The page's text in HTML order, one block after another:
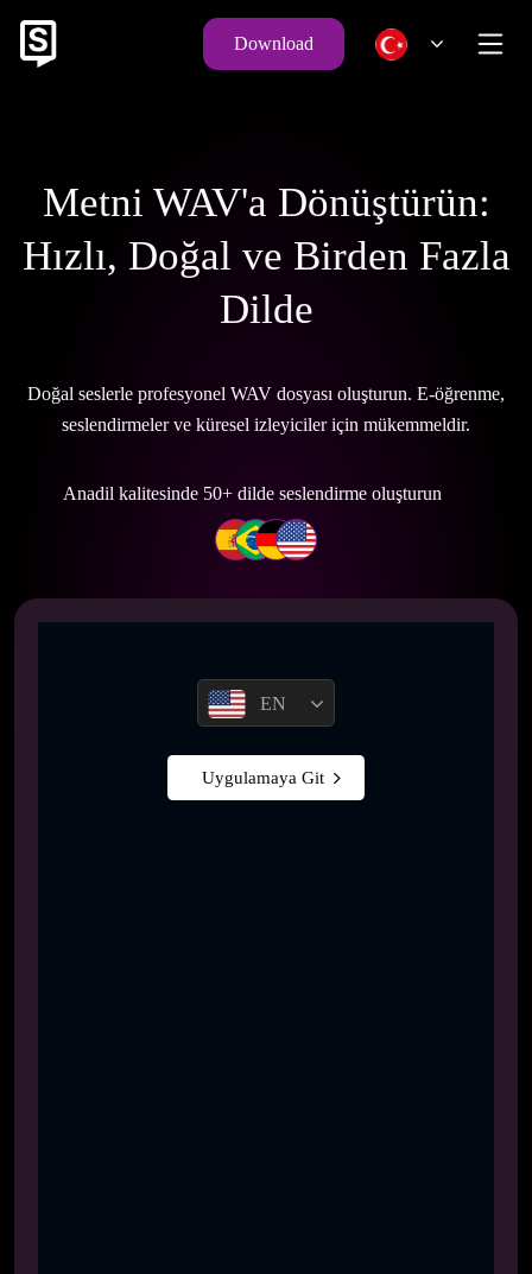
Download
Metni WAV'a Dönüştürün:
Hızlı, Doğal ve Birden Fazla
Dilde
Doğal seslerle profesyonel WAV dosyası oluşturun. E-öğrenme,
seslendirmeler ve küresel izleyiciler için mükemmeldir.
Anadil kalitesinde 50+ dilde seslendirme oluşturun
EN
Uygulamaya Git